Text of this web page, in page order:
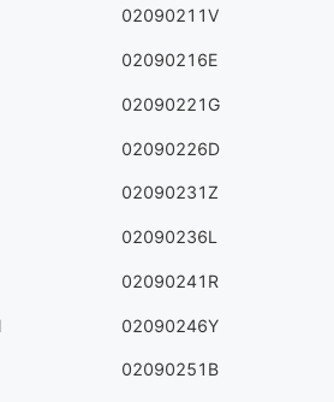
02090211V
02090216E
02090221G
02090226D
02090231Z
02090236L
02090241R
02090246Y
02090251B